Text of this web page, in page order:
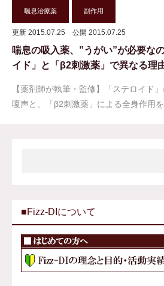
喘息治療薬 副作用
更新 2015.07.25 公開 2015.07.25
喘息の吸入薬、”うがい”が必要な
イド」と「β2刺激薬」で異なる理
【薬剤師が執筆・監修】「ステロイド
嗄声と、「β2刺激薬」による全身作用
■Fizz-DIについて